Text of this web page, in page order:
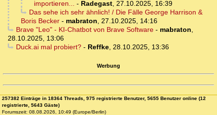
importieren...
- Radegast 27.10.2025, 16:39
Das sehe ich sehr ähnlich! / Die Fälle George Harrison &
Boris Becker - mabraton
27.10.2025, 14:16
Brave "Leo" - KI-Chatbot von Brave Software- mabraton
28.10.2025, 13:06
Duck.ai mal probiert?- Reffke, 28.10.2025, 13:36
Werbung
257382 Einträge in 18364 Threads, 975 registrierte Benutzer, 5655 Benutzer online (12
registrierte, 5643 Gäste)
Forumszeit: 08.08.2026, 10:49 (Europe/Berlin)